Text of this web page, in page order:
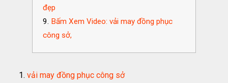
đẹp
Bấm Xem Video: vải may đồng phục
công sở,
vải may đồng phục công sở